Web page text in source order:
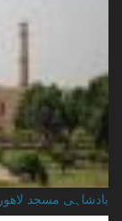
بادشاہی مسجد لاهور